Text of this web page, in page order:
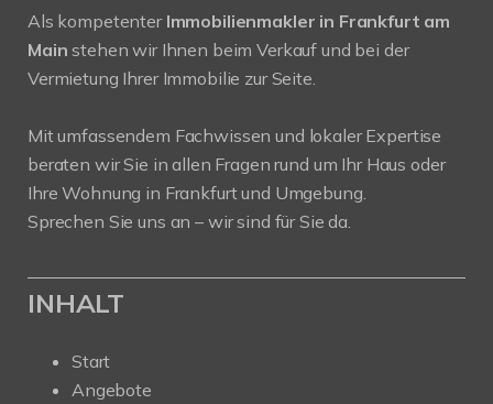
Als kompetenter Immobilienmakler in Frankfurt am
Main stehen wir Ihnen beim Verkauf und bei der
Vermietung Ihrer Immobilie zur Seite.
Mit umfassendem Fachwissen und lokaler Expertise
beraten wir Sie in allen Fragen rund um Ihr Haus oder
Ihre Wohnung in Frankfurt und Umgebung.
Sprechen Sie uns an – wir sind für Sie da.
INHALT
Start
Angebote